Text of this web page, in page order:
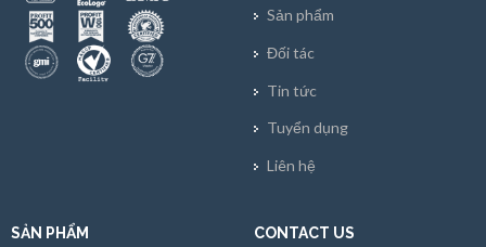
Sản phẩm
Đối tác
Tin tức
Tuyển dụng
Liên hệ
SẢN PHẨM CONTACT US